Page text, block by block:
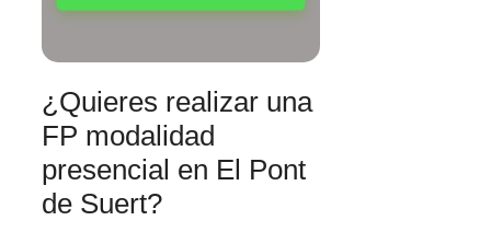
¿Quieres realizar una
FP modalidad
presencial en El Pont
de Suert?